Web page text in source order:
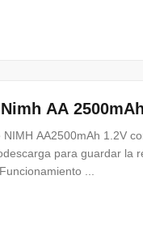
AA
AA2500mAh 1.2V
para guardar la
...